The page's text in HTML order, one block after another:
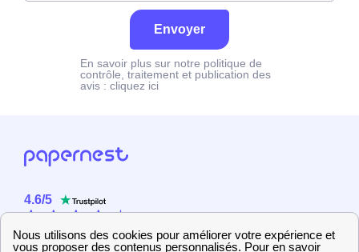
Envoyer
En savoir plus sur notre politique de
contrôle, traitement et publication des
avis : cliquez ici
4.6/5
2358 utilisateurs